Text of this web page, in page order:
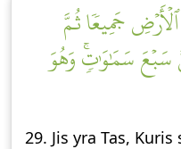
جَمِيعٗا ثُمَّ
سَبۡعَ سَمَٰوَٰتٖۚ وَهُوَ
29. Jis yra Tas,